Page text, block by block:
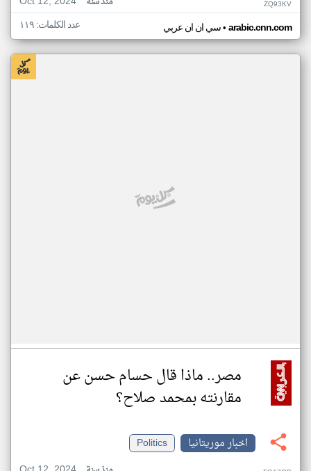
ZQ93KV
سي ان ان عربي• arabic.cnn.com عدد الكلمات: ١١٩
مصر.. ماذا قال حسام حسن عن
مقارنته بمحمد صلاح؟
اخبار موريتانيا
Politics